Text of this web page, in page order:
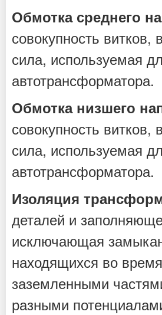
Обмотка среднего
совокупность витков,
сила, используемая
автотрансформатора.
Обмотка низшего
совокупность витков,
сила, используемая
автотрансформатора.
Изоляция
деталей и
исключающая
находящихся во
заземленными
разными